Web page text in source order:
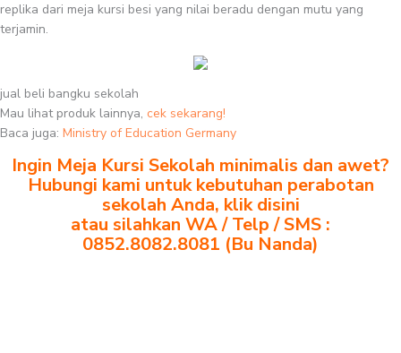
replika dari meja kursi besi yang nilai beradu dengan mutu yang
terjamin.
jual beli bangku sekolah
Mau lihat produk lainnya, cek sekarang!
Baca juga: Ministry of Education Germany
Ingin Meja Kursi Sekolah minimalis dan awet?
Hubungi kami untuk kebutuhan perabotan
sekolah Anda, klik disini
atau silahkan WA / Telp / SMS :
0852.8082.8081 (Bu Nanda)